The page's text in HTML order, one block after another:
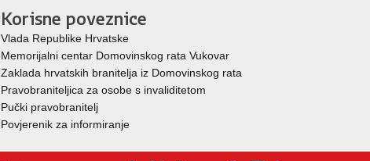
Korisne poveznice
Vlada Republike Hrvatske
Memorijalni centar Domovinskog rata Vukovar
Zaklada hrvatskih branitelja iz Domovinskog rata
Pravobraniteljica za osobe s invaliditetom
Pučki pravobranitelj
Povjerenik za informiranje